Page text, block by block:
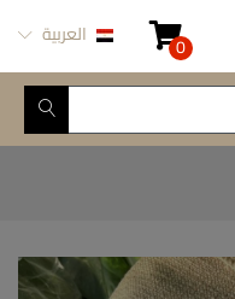
0 العربية